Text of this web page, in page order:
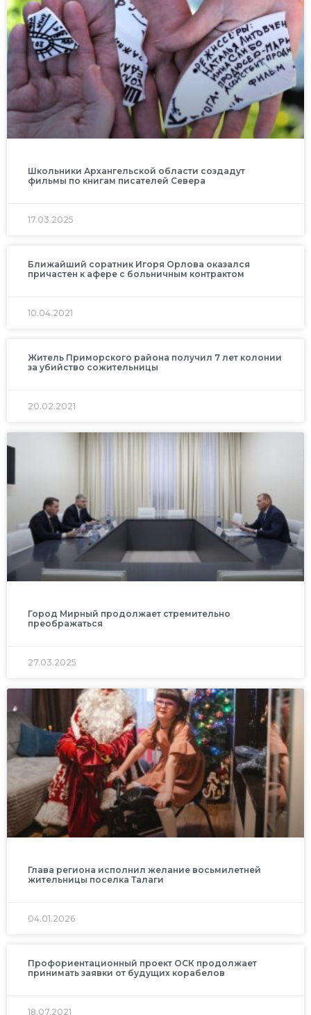
Школьники Архангельской области создадут
фильмы по книгам писателей Севера
17.03.2025
Ближайший соратник Игоря Орлова оказался
причастен к афере с больничным контрактом
10.04.2021
Житель Приморского района получил 7 лет колонии
за убийство сожительницы
20.02.2021
Город Мирный продолжает стремительно
преображаться
27.03.2025
Глава региона исполнил желание восьмилетней
жительницы поселка Талаги
04.01.2026
Профориентационный проект ОСК продолжает
принимать заявки от будущих корабелов
18.07.2021